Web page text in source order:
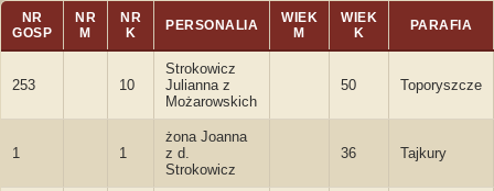
NR
GOSP
NR
M
NR
K
PERSONALIA
WIEK
M
WIEK
K
PARAFIA
253 10
Strokowicz
Julianna z
Możarowskich
50 Toporyszcze
1 1
żona Joanna
z d.
Strokowicz
36 Tajkury